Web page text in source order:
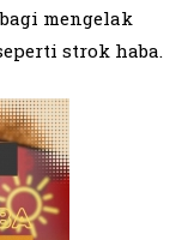
mengelak
strok haba.